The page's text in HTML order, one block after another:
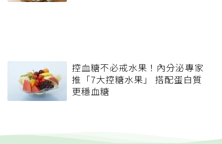
控血糖不必戒水果！內分泌專家
推「7大控糖水果」 搭配蛋白質
更穩血糖